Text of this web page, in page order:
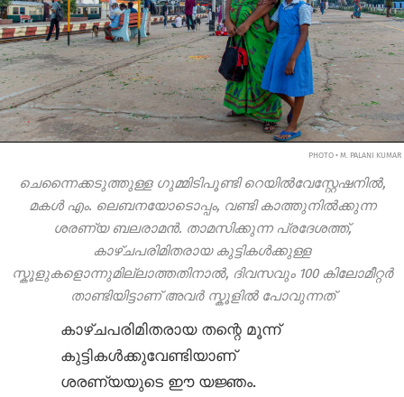
PHOTO • M. PALANI KUMAR
ചെന്നൈക്കടുത്തുള്ള ഗുമ്മിടിപൂണ്ടി റെയിൽ‌വേസ്റ്റേഷനിൽ,
മകൾ എം. ലെബനയോടൊപ്പം, വണ്ടി കാത്തുനിൽക്കുന്ന
ശരണ്യ ബലരാമൻ. താമസിക്കുന്ന പ്രദേശത്ത്,
കാഴ്ചപരിമിതരായ കുട്ടികൾക്കുള്ള
സ്കൂളുകളൊന്നുമില്ലാത്തതിനാൽ, ദിവസവും 100 കിലോമീറ്റർ
താണ്ടിയിട്ടാണ് അവർ സ്കൂളിൽ പോവുന്നത്
കാഴ്ചപരിമിതരായ തന്റെ മൂന്ന്
കുട്ടികൾക്കുവേണ്ടിയാണ്
ശരണ്യയുടെ ഈ യജ്ഞം.